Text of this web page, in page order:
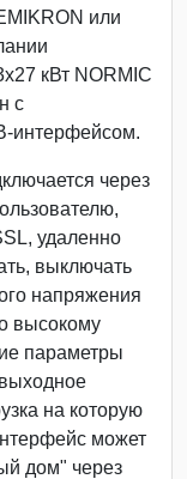
или
кВт NORMIC
с
интерфейсом.
через
удаленно
выключать
напряжения
высокому
параметры
на которую
может
дом" через